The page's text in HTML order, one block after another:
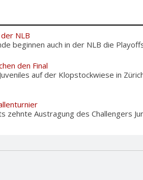
NLB
beginnen auch in der NLB die
den Final
auf der Klopstockwiese in
zehnte Austragung des Challengers